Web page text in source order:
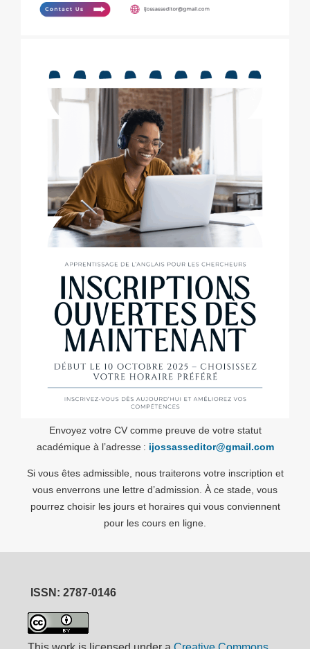
Envoyez votre CV comme preuve de votre statut
académique à l’adresse : ijossasseditor@gmail.com
Si vous êtes admissible, nous traiterons votre inscription et
vous enverrons une lettre d’admission. À ce stade, vous
pourrez choisir les jours et horaires qui vous conviennent
pour les cours en ligne.
ISSN: 2787-0146